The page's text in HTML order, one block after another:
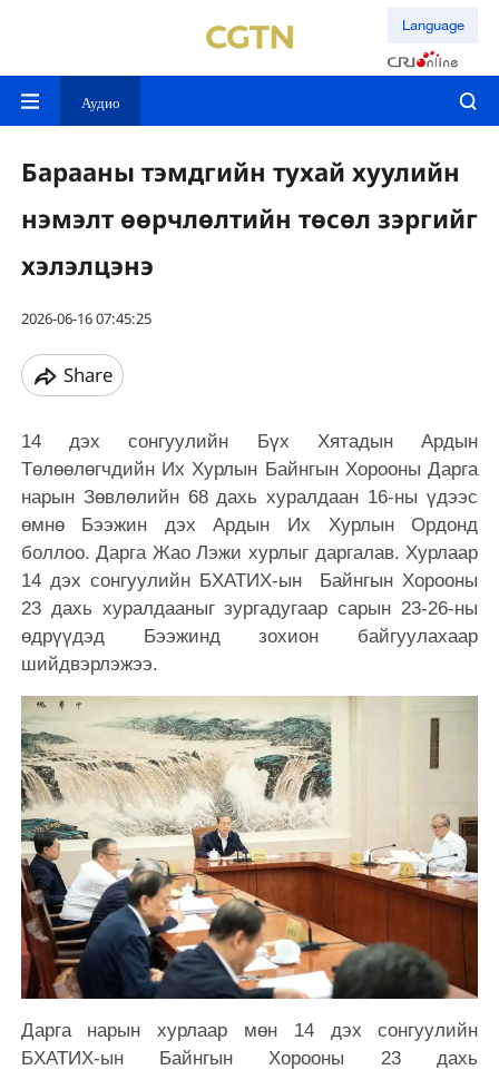
Language
Аудио
Барааны тэмдгийн тухай хуулийн
нэмэлт өөрчлөлтийн төсөл зэргийг
хэлэлцэнэ
2026-06-16 07:45:25
Share
14 дэх сонгуулийн Бүх Хятадын Ардын
Төлөөлөгчдийн Их Хурлын Байнгын Хорооны Дарга
нарын Зөвлөлийн 68 дахь хуралдаан 16-ны үдээс
өмнө Бээжин дэх Ардын Их Хурлын Ордонд
боллоо. Дарга Жао Лэжи хурлыг даргалав. Хурлаар
14 дэх сонгуулийн БХ​​АТИХ-ын Байнгын Хорооны
23 дахь хуралдааныг зургадугаар сарын 23-26-ны
өдрүүдэд Бээжинд зохион байгуулахаар
шийдвэрлэжээ.
Дарга нарын хурлаар мөн 14 дэх сонгуулийн
БХАТИХ-ын Байнгын Хорооны 23 дахь